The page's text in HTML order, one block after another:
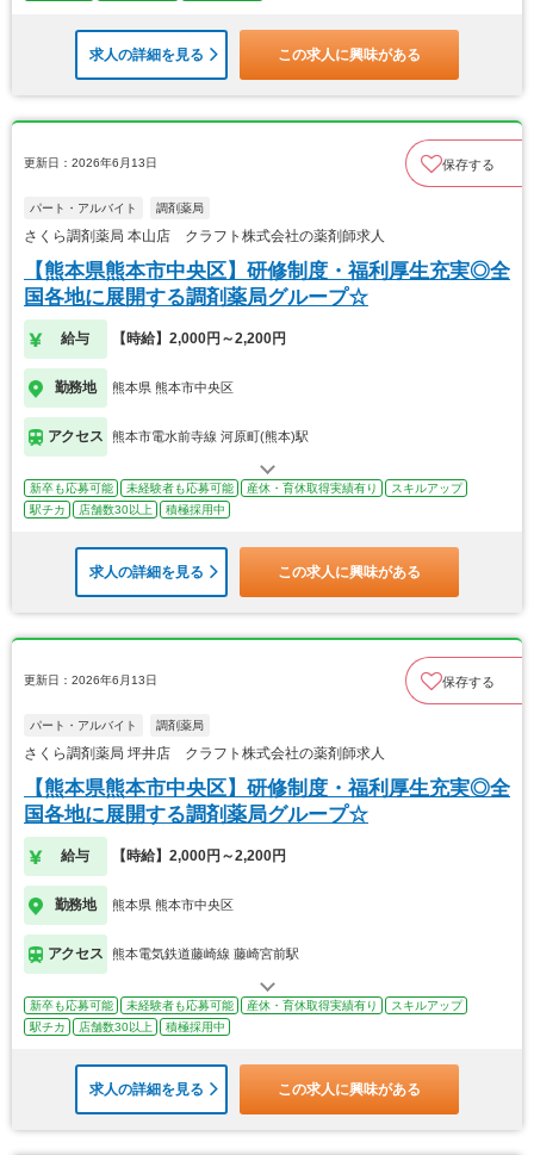
求人の詳細を見る この求人に興味がある
更新日：2026年6月13日 保存する
パート・アルバイト 調剤薬局
さくら調剤薬局 本山店 クラフト株式会社の薬剤師求人
【熊本県熊本市中央区】研修制度・福利厚生充実◎全
国各地に展開する調剤薬局グループ☆
給与 【時給】2,000円～2,200円
勤務地 熊本県 熊本市中央区
アクセス 熊本市電水前寺線 河原町(熊本)駅
新卒も応募可能 未経験者も応募可能 産休・育休取得実績有り
スキルアップ
駅チカ
店舗数30以上 積極採用中
求人の詳細を見る この求人に興味がある
更新日：2026年6月13日 保存する
パート・アルバイト 調剤薬局
さくら調剤薬局 坪井店 クラフト株式会社の薬剤師求人
【熊本県熊本市中央区】研修制度・福利厚生充実◎全
国各地に展開する調剤薬局グループ☆
給与 【時給】2,000円～2,200円
勤務地 熊本県 熊本市中央区
アクセス 熊本電気鉄道藤崎線 藤崎宮前駅
新卒も応募可能 未経験者も応募可能 産休・育休取得実績有り
スキルアップ
駅チカ
店舗数30以上 積極採用中
求人の詳細を見る この求人に興味がある